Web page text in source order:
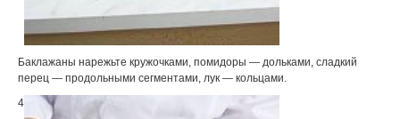
Баклажаны нарежьте кружочками, помидоры — дольками, сладкий
перец — продольными сегментами, лук — кольцами.
4